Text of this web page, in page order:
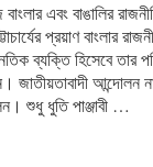
এবং বাঙালির
প্রয়াণ বাংলার
ব্যক্তি হিসেবে তার
জাতীয়তাবাদী আন্দোলন
শুধু ধুতি পাঞ্জাবী …